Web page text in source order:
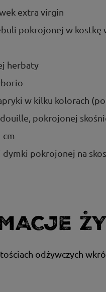
extra virgin
pokrojonej w kostkę
herbaty
w kilku kolorach
pokrojonej
cm
dymki pokrojonej na skos
odżywczych